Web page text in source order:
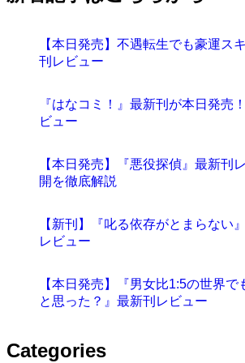
【本日発売】不遇転生でも豪運ス
刊レビュー
『はなコミ！』最新刊が本日発売
ビュー
【本日発売】『悪役探偵』最新刊
開を徹底解説
【新刊】『叱る依存がとまらない
レビュー
【本日発売】『男女比1:5の世界で
と思った？』最新刊レビュー
Categories